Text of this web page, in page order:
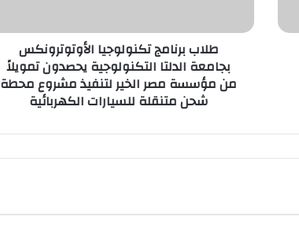
تمويلاً
مؤسسة
مصر
شحن
الكهربائية
طلاب برنامج تكنولوجيا الأوتوترونكس
بجامعة الدلتا التكنولوجية يحصدون تمويلاً
من مؤسسة مصر الخير لتنفيذ مشروع محطة
شحن متنقلة للسيارات الكهربائية